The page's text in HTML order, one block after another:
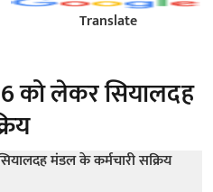
Translate
को लेकर सियालदह